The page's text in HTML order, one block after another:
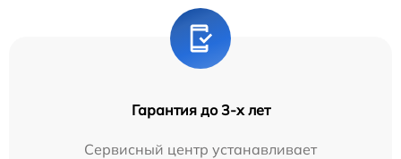
Гарантия до 3-х лет
Сервисный центр устанавливает